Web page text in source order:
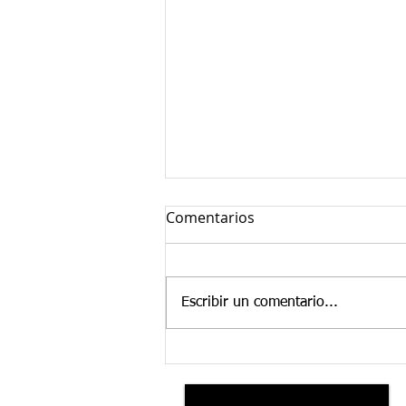
35 años al servicio de
nuestros clientes
Comentarios
Escribir un comentario...